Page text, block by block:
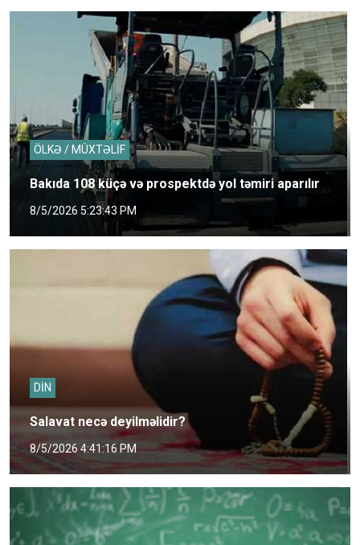
ÖLKƏ / MÜXTƏLİF
Bakıda 108 küçə və prospektdə yol təmiri aparılır
8/5/2026 5:23:43 PM
DİN
Salavat necə deyilməlidir?
8/5/2026 4:41:16 PM